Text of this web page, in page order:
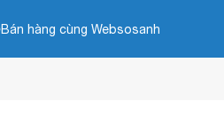
Bán hàng cùng Websosanh